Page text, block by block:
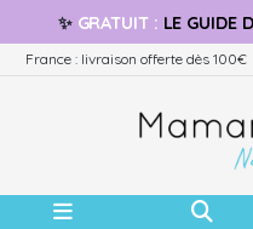
✨ GRATUIT: LE GUIDE
France : livraison offerte dès 100€